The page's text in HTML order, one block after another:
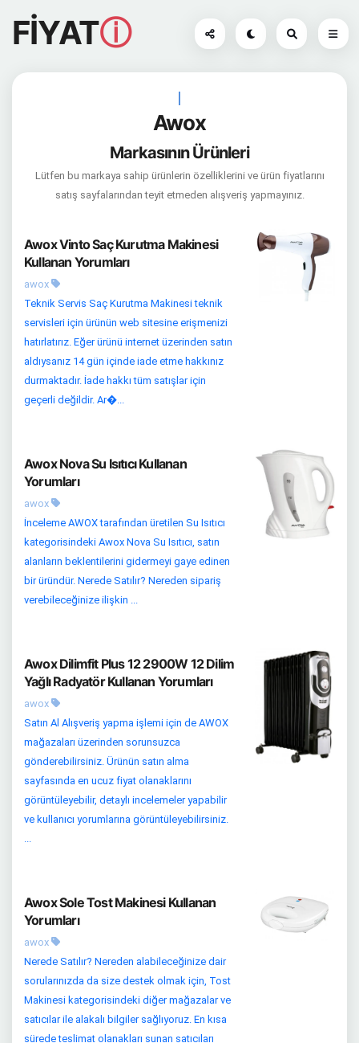
FİYATⓘ
|
Awox
Markasının Ürünleri
Lütfen bu markaya sahip ürünlerin özelliklerini ve ürün fiyatlarını
satış sayfalarından teyit etmeden alışveriş yapmayınız.
Awox Vinto Saç Kurutma Makinesi
Kullanan Yorumları
awox
Teknik Servis Saç Kurutma Makinesi teknik
servisleri için ürünün web sitesine erişmenizi
hatırlatırız. Eğer ürünü internet üzerinden satın
aldıysanız 14 gün içinde iade etme hakkınız
durmaktadır. İade hakkı tüm satışlar için
geçerli değildir. Ar�...
Awox Nova Su Isıtıcı Kullanan
Yorumları
awox
İnceleme AWOX tarafından üretilen Su Isıtıcı
kategorisindeki Awox Nova Su Isıtıcı, satın
alanların beklentilerini gidermeyi gaye edinen
bir üründür. Nerede Satılır? Nereden sipariş
verebileceğinize ilişkin ...
Awox Dilimfit Plus 12 2900W 12 Dilim
Yağlı Radyatör Kullanan Yorumları
awox
Satın Al Alışveriş yapma işlemi için de AWOX
mağazaları üzerinden sorunsuzca
gönderebilirsiniz. Ürünün satın alma
sayfasında en ucuz fiyat olanaklarını
görüntüleyebilir, detaylı incelemeler yapabilir
ve kullanıcı yorumlarına görüntüleyebilirsiniz.
...
Awox Sole Tost Makinesi Kullanan
Yorumları
awox
Nerede Satılır? Nereden alabileceğinize dair
sorularınızda da size destek olmak için, Tost
Makinesi kategorisindeki diğer mağazalar ve
satıcılar ile alakalı bilgiler sağlıyoruz. En kısa
sürede teslimat olanakları sunan satıcıları